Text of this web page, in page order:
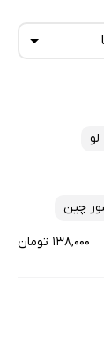
چین
۱۳۸,۰۰۰ تومان